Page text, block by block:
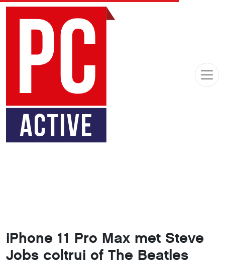
iPhone 11 Pro Max met Steve
Jobs coltrui of The Beatles